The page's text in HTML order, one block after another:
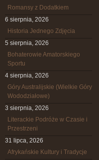
Romansy z Dodatkiem
6 sierpnia, 2026
Historia Jednego Zdjęcia
5 sierpnia, 2026
Bohaterowie Amatorskiego
Sportu
4 sierpnia, 2026
Góry Australijskie (Wielkie Góry
Wododziałowe)
3 sierpnia, 2026
Literackie Podróże w Czasie i
Przestrzeni
31 lipca, 2026
Afrykańskie Kultury i Tradycje